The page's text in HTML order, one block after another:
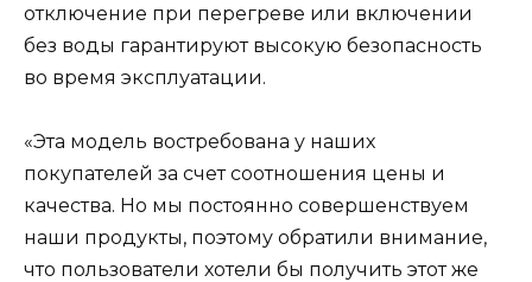
отключение при перегреве или включении
без воды гарантируют высокую безопасность
во время эксплуатации.
«‎Эта модель востребована у наших
покупателей за счет соотношения цены и
качества. Но мы постоянно совершенствуем
наши продукты, поэтому обратили внимание,
что пользователи хотели бы получить этот же